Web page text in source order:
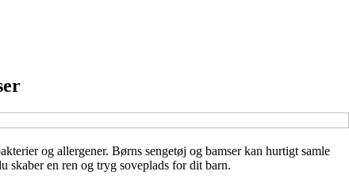
og allergener. Børns sengetøj og bamser kan hurtigt samle
skaber en ren og tryg soveplads for dit barn.